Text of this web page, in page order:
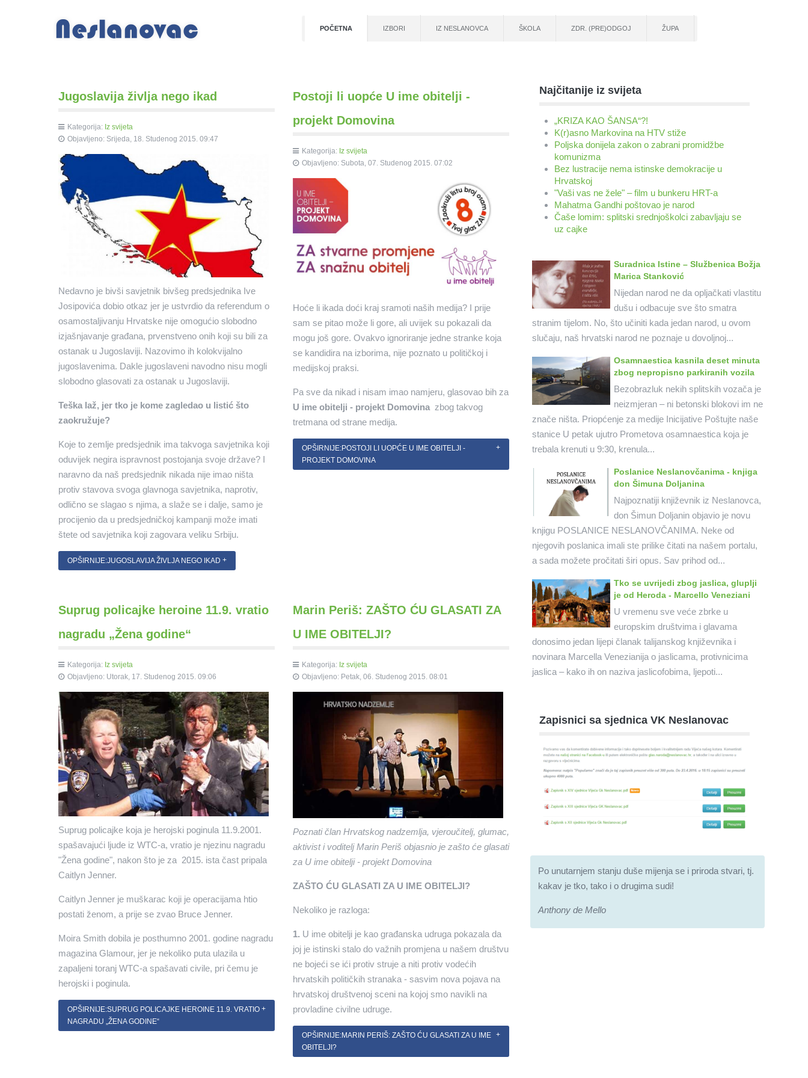
POČETNA IZBORI IZ NESLANOVCA ŠKOLA ZDR. (PRE)ODGOJ ŽUPA
Jugoslavija življa nego ikad
Kategorija: Iz svijeta
Objavljeno: Srijeda, 18. Studenog 2015. 09:47
Nedavno je bivši savjetnik bivšeg predsjednika Ive
Josipovića dobio otkaz jer je ustvrdio da referendum o
osamostaljivanju Hrvatske nije omogućio slobodno
izjašnjavanje građana, prvenstveno onih koji su bili za
ostanak u Jugoslaviji. Nazovimo ih kolokvijalno
jugoslavenima. Dakle jugoslaveni navodno nisu mogli
slobodno glasovati za ostanak u Jugoslaviji.
Teška laž, jer tko je kome zagledao u listić što
zaokružuje?
Koje to zemlje predsjednik ima takvoga savjetnika koji
oduvijek negira ispravnost postojanja svoje države? I
naravno da naš predsjednik nikada nije imao ništa
protiv stavova svoga glavnoga savjetnika, naprotiv,
odlično se slagao s njima, a slaže se i dalje, samo je
procijenio da u predsjedničkoj kampanji može imati
štete od savjetnika koji zagovara veliku Srbiju.
OPŠIRNIJE:JUGOSLAVIJA ŽIVLJA NEGO IKAD
Postoji li uopće U ime obitelji -
projekt Domovina
Kategorija: Iz svijeta
Objavljeno: Subota, 07. Studenog 2015. 07:02
Hoće li ikada doći kraj sramoti naših medija? I prije
sam se pitao može li gore, ali uvijek su pokazali da
mogu još gore. Ovakvo ignoriranje jedne stranke koja
se kandidira na izborima, nije poznato u političkoj i
medijskoj praksi.
Pa sve da nikad i nisam imao namjeru, glasovao bih za
U ime obitelji - projekt Domovina​ zbog takvog
tretmana od strane medija.
OPŠIRNIJE:POSTOJI LI UOPĆE U IME OBITELJI -
PROJEKT DOMOVINA
Suprug policajke heroine 11.9. vratio
nagradu „Žena godine“
Kategorija: Iz svijeta
Objavljeno: Utorak, 17. Studenog 2015. 09:06
Suprug policajke koja je herojski poginula 11.9.2001.
spašavajući ljude iz WTC-a, vratio je njezinu nagradu
"Žena godine", nakon što je za 2015. ista čast pripala
Caitlyn Jenner.
Caitlyn Jenner je muškarac koji je operacijama htio
postati ženom, a prije se zvao Bruce Jenner.
Moira Smith dobila je posthumno 2001. godine nagradu
magazina Glamour, jer je nekoliko puta ulazila u
zapaljeni toranj WTC-a spašavati civile, pri čemu je
herojski i poginula.
OPŠIRNIJE:SUPRUG POLICAJKE HEROINE 11.9. VRATIO
NAGRADU „ŽENA GODINE“
Marin Periš: ZAŠTO ĆU GLASATI ZA
U IME OBITELJI?
Kategorija: Iz svijeta
Objavljeno: Petak, 06. Studenog 2015. 08:01
Poznati član Hrvatskog nadzemlja, vjeroučitelj, glumac,
aktivist i voditelj Marin Periš objasnio je zašto će glasati
za U ime obitelji - projekt Domovina
ZAŠTO ĆU GLASATI ZA U IME OBITELJI?
Nekoliko je razloga:
1. U ime obitelji je kao građanska udruga pokazala da
joj je istinski stalo do važnih promjena u našem društvu
ne bojeći se ići protiv struje a niti protiv vodećih
hrvatskih političkih stranaka - sasvim nova pojava na
hrvatskoj društvenoj sceni na kojoj smo navikli na
provladine civilne udruge.
OPŠIRNIJE:MARIN PERIŠ: ZAŠTO ĆU GLASATI ZA U IME
OBITELJI?
Najčitanije iz svijeta
„KRIZA KAO ŠANSA“?!
K(r)asno Markovina na HTV stiže
Poljska donijela zakon o zabrani promidžbe
komunizma
Bez lustracije nema istinske demokracije u
Hrvatskoj
"Vaši vas ne žele" – film u bunkeru HRT-a
Mahatma Gandhi poštovao je narod
Čaše lomim: splitski srednjoškolci zabavljaju se
uz cajke
Suradnica Istine – Službenica Božja
Marica Stanković
Nijedan narod ne da opljačkati vlastitu
dušu i odbacuje sve što smatra
stranim tijelom. No, što učiniti kada jedan narod, u ovom
slučaju, naš hrvatski narod ne poznaje u dovoljnoj...
Osamnaestica kasnila deset minuta
zbog nepropisno parkiranih vozila
Bezobrazluk nekih splitskih vozača je
neizmjeran – ni betonski blokovi im ne
znače ništa. Priopćenje za medije Inicijative Poštujte naše
stanice U petak ujutro Prometova osamnaestica koja je
trebala krenuti u 9:30, krenula...
Poslanice Neslanovčanima - knjiga
don Šimuna Doljanina
Najpoznatiji književnik iz Neslanovca,
don Šimun Doljanin objavio je novu
knjigu POSLANICE NESLANOVČANIMA. Neke od
njegovih poslanica imali ste prilike čitati na našem portalu,
a sada možete pročitati širi opus. Sav prihod od...
Tko se uvrijedi zbog jaslica, gluplji
je od Heroda - Marcello Veneziani
U vremenu sve veće zbrke u
europskim društvima i glavama
donosimo jedan lijepi članak talijanskog književnika i
novinara Marcella Venezianija o jaslicama, protivnicima
jaslica – kako ih on naziva jaslicofobima, ljepoti...
Zapisnici sa sjednica VK Neslanovac
Po unutarnjem stanju duše mijenja se i priroda stvari, tj.
kakav je tko, tako i o drugima sudi!
Anthony de Mello